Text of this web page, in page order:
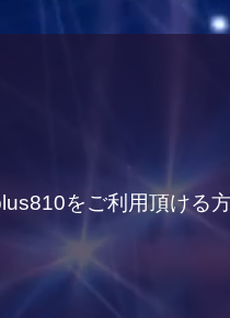
をご利用頂ける